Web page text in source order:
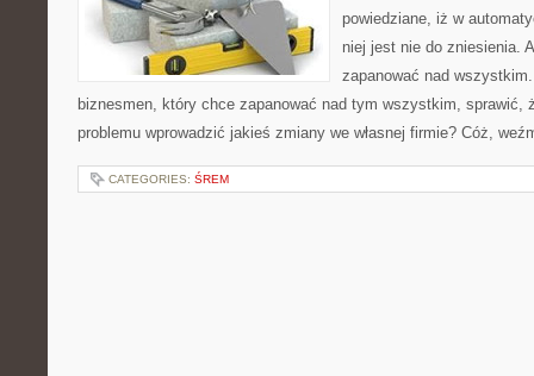
powiedziane, iż w
niej jest nie do zniesienia.
zapanować nad
biznesmen, który chce zapanować nad tym wszystkim, sprawić,
problemu wprowadzić jakieś zmiany we własnej firmie? Cóż,
CATEGORIES: ŚREM